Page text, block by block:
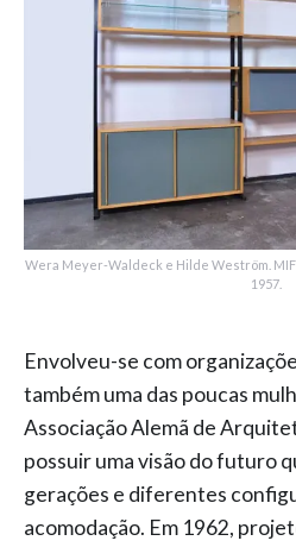
Wera Meyer-Waldeck e Hilde Weström.
1957.
Envolveu-se com
também uma das poucas
Associação Alemã de
possuir uma visão do futuro
gerações e diferentes
acomodação. Em 1962,